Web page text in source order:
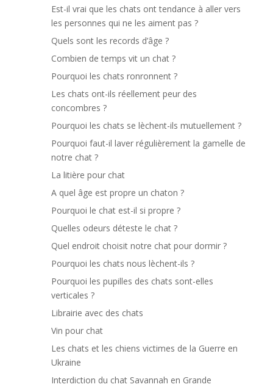
Est-il vrai que les chats ont tendance à aller vers
les personnes qui ne les aiment pas ?
Quels sont les records d’âge ?
Combien de temps vit un chat ?
Pourquoi les chats ronronnent ?
Les chats ont-ils réellement peur des
concombres ?
Pourquoi les chats se lèchent-ils mutuellement ?
Pourquoi faut-il laver régulièrement la gamelle de
notre chat ?
La litière pour chat
A quel âge est propre un chaton ?
Pourquoi le chat est-il si propre ?
Quelles odeurs déteste le chat ?
Quel endroit choisit notre chat pour dormir ?
Pourquoi les chats nous lèchent-ils ?
Pourquoi les pupilles des chats sont-elles
verticales ?
Librairie avec des chats
Vin pour chat
Les chats et les chiens victimes de la Guerre en
Ukraine
Interdiction du chat Savannah en Grande